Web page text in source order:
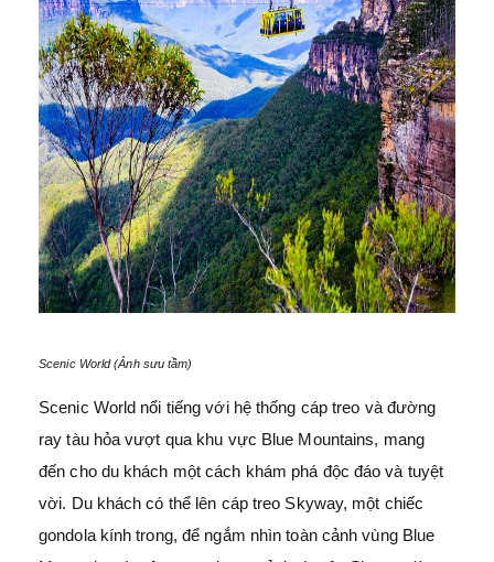
Scenic World (Ảnh sưu tầm)
Scenic World nổi tiếng với hệ thống cáp treo và đường
ray tàu hỏa vượt qua khu vực Blue Mountains, mang
đến cho du khách một cách khám phá độc đáo và tuyệt
vời. Du khách có thể lên cáp treo Skyway, một chiếc
gondola kính trong, để ngắm nhìn toàn cảnh vùng Blue